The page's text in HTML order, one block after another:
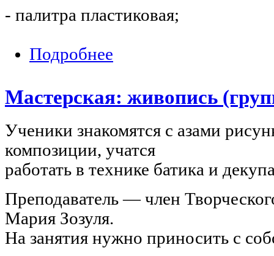
- палитра пластиковая;
Подробнее
Мастерская: живопись
Ученики знакомятся с азами
композиции, учатся
работать в технике батика и
Преподаватель — член
Мария Зозуля.
На занятия нужно приносить с